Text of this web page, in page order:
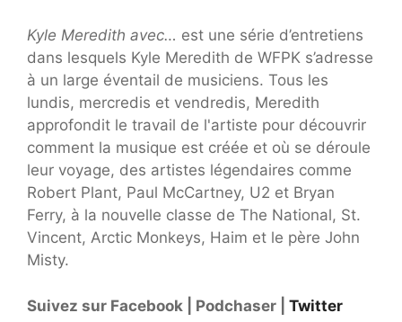
Kyle Meredith avec… est une série d’entretiens
dans lesquels Kyle Meredith de WFPK s’adresse
à un large éventail de musiciens. Tous les
lundis, mercredis et vendredis, Meredith
approfondit le travail de l'artiste pour découvrir
comment la musique est créée et où se déroule
leur voyage, des artistes légendaires comme
Robert Plant, Paul McCartney, U2 et Bryan
Ferry, à la nouvelle classe de The National, St.
Vincent, Arctic Monkeys, Haim et le père John
Misty.
Suivez sur Facebook | Podchaser | Twitter